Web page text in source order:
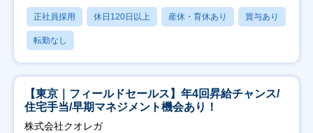
正社員採用 休日120日以上 産休・育休あり 賞与あり
転勤なし
【東京｜フィールドセールス】年4回昇給チャンス/
住宅手当/早期マネジメント機会あり！
株式会社クオレガ